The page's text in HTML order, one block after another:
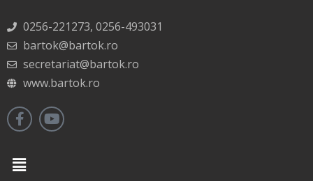
0256-221273, 0256-493031
bartok@bartok.ro
secretariat@bartok.ro
www.bartok.ro
Menu